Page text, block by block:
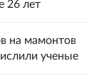
26 лет
на мамонтов
ученые